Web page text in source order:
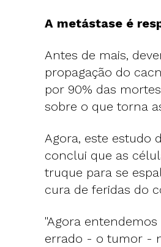
A metástase é
Antes de mais,
propagação do
por 90% das
sobre o que torna
Agora, este estudo
conclui que as
truque para se
cura de feridas do
"Agora
errado - o tumor -